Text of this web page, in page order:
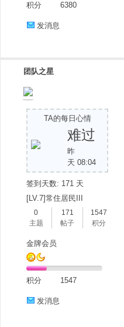
积分 6380
发消息
团队之星
TA的每日心情
难过
昨
天 08:04
签到天数: 171 天
[LV.7]常住居民III
0
主题
171
帖子
1547
积分
金牌会员
积分 1547
发消息